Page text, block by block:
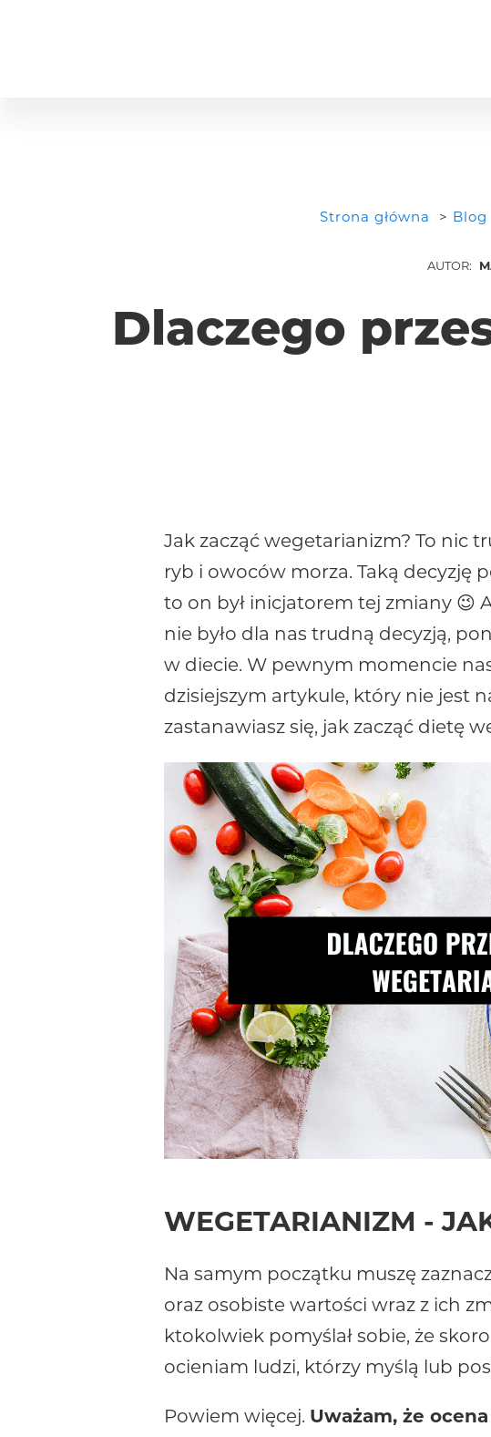
Strona główna Blog
Dlaczego
Jak zacząć wegetarianizm? To nic
ryb i owoców morza. Taką decyzję
to on był inicjatorem tej zmiany 😉
nie było dla nas trudną decyzją,
w diecie. W pewnym momencie
dzisiejszym artykule, który nie jest
zastanawiasz się, jak zacząć dietę
WEGETARIANIZM -
Na samym początku muszę
oraz osobiste wartości wraz z ich
ktokolwiek pomyślał sobie, że
ocieniam ludzi, którzy myślą lub
Powiem więcej. Uważam, że